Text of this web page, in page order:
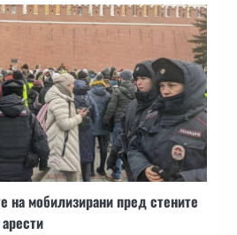
на мобилизирани пред стените